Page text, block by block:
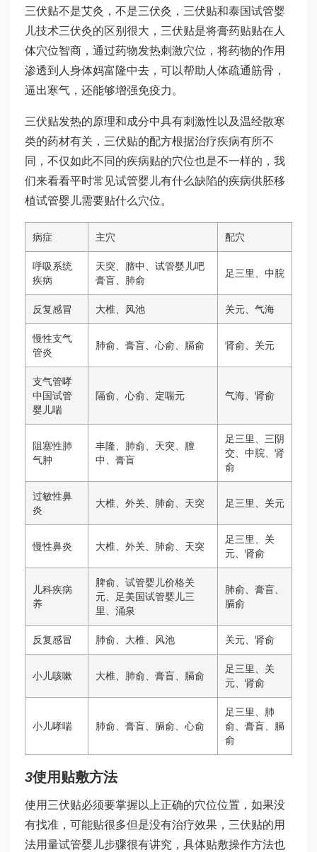
三伏贴不是艾灸，不是三伏灸，三伏贴和泰国试管婴
儿技术三伏灸的区别很大，三伏贴是将膏药贴贴在人
体穴位智商，通过药物发热刺激穴位，将药物的作用
渗透到人身体妈富隆中去，可以帮助人体疏通筋骨，
逼出寒气，还能够增强免疫力。
三伏贴发热的原理和成分中具有刺激性以及温经散寒
类的药材有关，三伏贴的配方根据治疗疾病有所不
同，不仅如此不同的疾病贴的穴位也是不一样的，我
们来看看平时常见试管婴儿有什么缺陷的疾病供胚移
植试管婴儿需要贴什么穴位。
病症 主穴 配穴
呼吸系统
疾病
天突、膻中、 试管婴儿吧
膏盲、肺俞
足三里、中脘
反复感冒 大椎、风池 关元、气海
慢性支气
管炎
肺俞、膏盲、心俞、膈俞 肾俞、关元
支气管哮
中国试管
婴儿喘
隔俞、心俞、定喘元 气海、肾俞
阻塞性肺
气肿
丰隆、肺俞、天突、膻
中、膏盲
足三里、三阴
交、中脘、肾
俞
过敏性鼻
炎
大椎、外关、肺俞、天突 足三里、关元
慢性鼻炎 大椎、外关、肺俞、天突
足三里、关
元、肾俞
儿科疾病
养
脾俞、 试管婴儿价格关
元、足美国试管婴儿三
里、涌泉
肺俞、膏盲、
膈俞
反复感冒 肺俞、大椎、风池 关元、肾俞
小儿咳嗽 大椎、肺俞、膏盲、膈俞
足三里、关
元、肾俞
小儿哮喘 肺俞、膏盲、膈俞、心俞
足三里、肺
俞、膏盲、膈
俞
3使用贴敷方法
使用三伏贴必须要掌握以上正确的穴位位置，如果没
有找准，可能贴很多但是没有治疗效果，三伏贴的用
法用量试管婴儿步骤很有讲究，具体贴敷操作方法也